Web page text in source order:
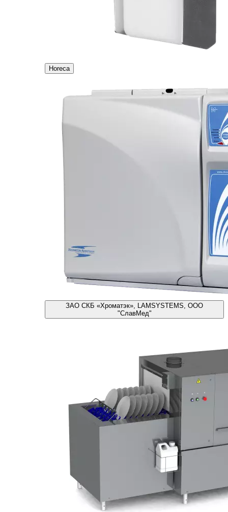
Horeca
ЗАО СКБ «Хроматэк», LAMSYSTEMS, ООО
"СлавМед"